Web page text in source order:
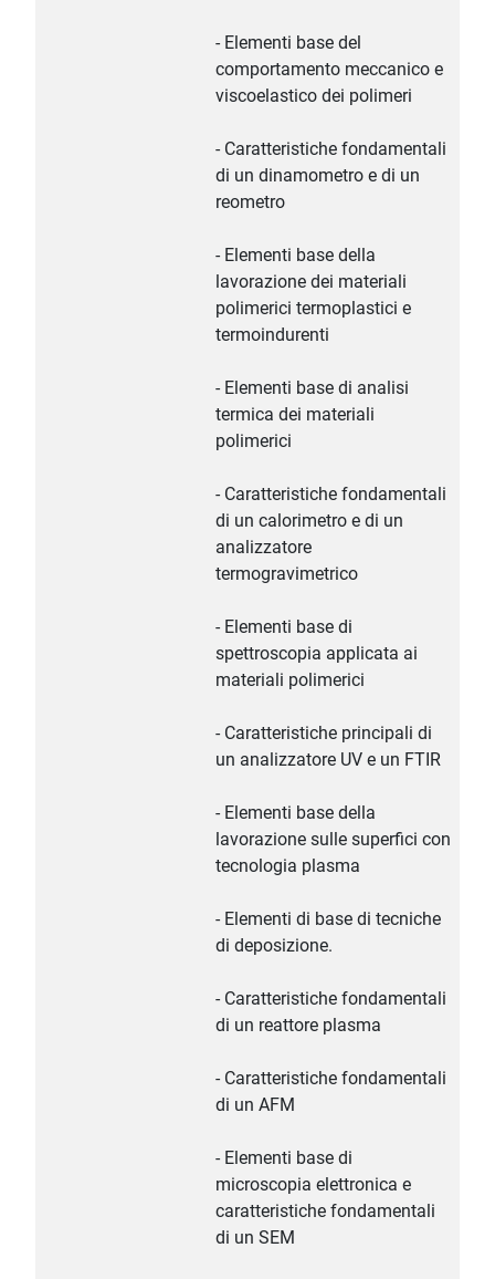
- Elementi base del
comportamento meccanico e
viscoelastico dei polimeri
- Caratteristiche fondamentali
di un dinamometro e di un
reometro
- Elementi base della
lavorazione dei materiali
polimerici termoplastici e
termoindurenti
- Elementi base di analisi
termica dei materiali
polimerici
- Caratteristiche fondamentali
di un calorimetro e di un
analizzatore
termogravimetrico
- Elementi base di
spettroscopia applicata ai
materiali polimerici
- Caratteristiche principali di
un analizzatore UV e un FTIR
- Elementi base della
lavorazione sulle superfici con
tecnologia plasma
- Elementi di base di tecniche
di deposizione.
- Caratteristiche fondamentali
di un reattore plasma
- Caratteristiche fondamentali
di un AFM
- Elementi base di
microscopia elettronica e
caratteristiche fondamentali
di un SEM